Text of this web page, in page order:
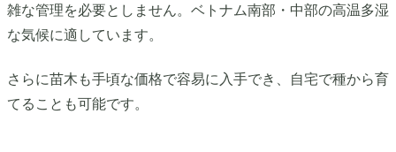
雑な管理を必要としません。ベトナム南部・中部の高温多湿
な気候に適しています。
さらに苗木も手頃な価格で容易に入手でき、自宅で種から育
てることも可能です。